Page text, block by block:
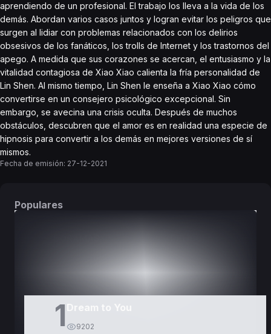
aprendiendo de un profesional. El trabajo los lleva a la vida de los
demás. Abordan varios casos juntos y logran evitar los peligros que
surgen al lidiar con problemas relacionados con los delirios
obsesivos de los fanáticos, los trolls de Internet y los trastornos del
apego. A medida que sus corazones se acercan, el entusiasmo y la
vitalidad contagiosa de Xiao Xiao calienta la fría personalidad de
Lin Shen. Al mismo tiempo, Lin Shen le enseña a Xiao Xiao cómo
convertirse en un consejero psicológico excepcional. Sin
embargo, se avecina una crisis oculta. Después de muchos
obstáculos, descubren que el amor es en realidad una especie de
hipnosis para convertir a los demás en mejores versiones de sí
mismos.
Fecha de emisión: 27-12-2021
Populares
1 Dream to You
9202